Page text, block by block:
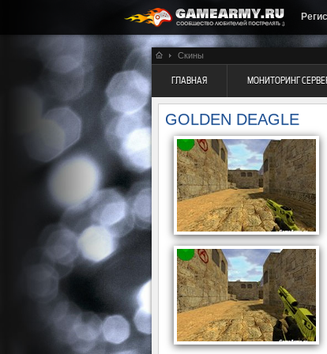
Скины
ГЛАВНАЯ МОНИТОРИНГ
GOLDEN DEAGLE